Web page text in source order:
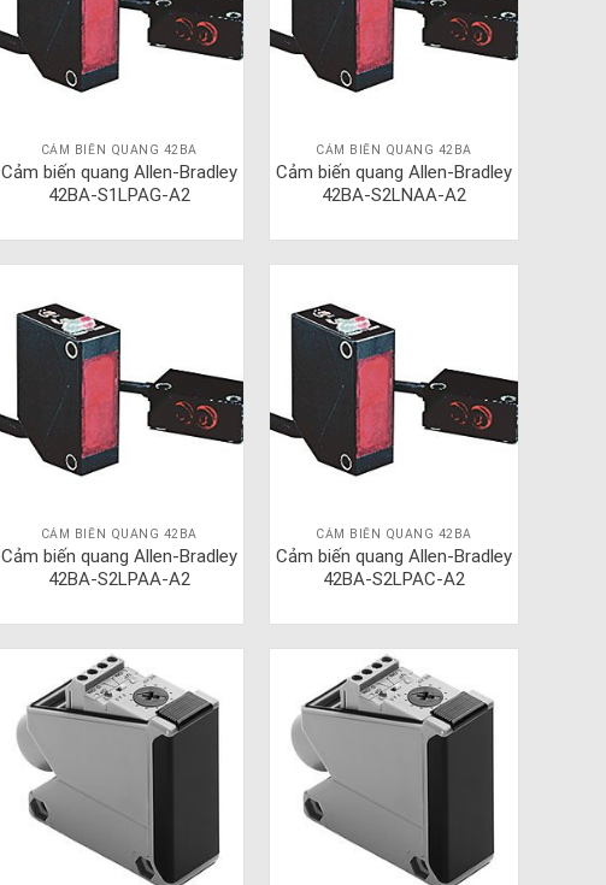
CẢM BIẾN QUANG 42BA
Cảm biến quang Allen-Bradley
42BA-S1LPAG-A2
CẢM BIẾN QUANG 42BA
Cảm biến quang Allen-Bradley
42BA-S2LNAA-A2
CẢM BIẾN QUANG 42BA
Cảm biến quang Allen-Bradley
42BA-S2LPAA-A2
CẢM BIẾN QUANG 42BA
Cảm biến quang Allen-Bradley
42BA-S2LPAC-A2